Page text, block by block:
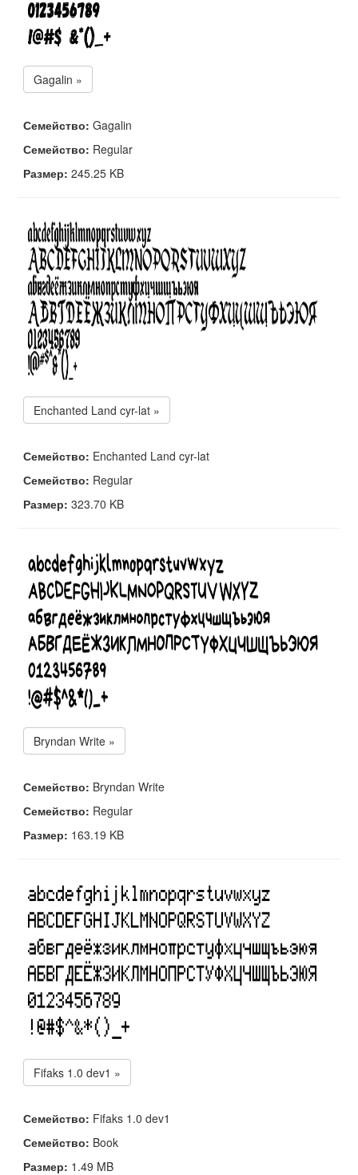
Gagalin »
Семейство: Gagalin
Семейство: Regular
Размер: 245.25 KB
Enchanted Land cyr-lat »
Семейство: Enchanted Land cyr-lat
Семейство: Regular
Размер: 323.70 KB
Bryndan Write »
Семейство: Bryndan Write
Семейство: Regular
Размер: 163.19 KB
Fifaks 1.0 dev1 »
Семейство: Fifaks 1.0 dev1
Семейство: Book
Размер: 1.49 MB